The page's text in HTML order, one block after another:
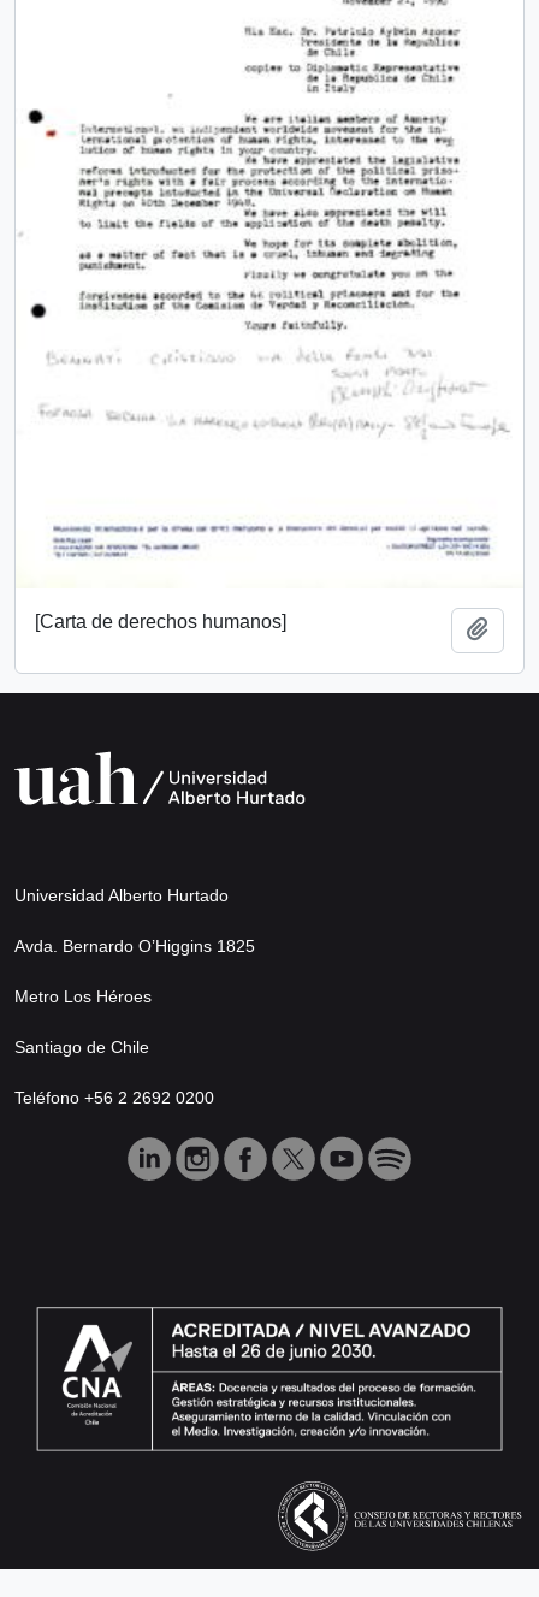
[Carta de derechos humanos]
Universidad Alberto Hurtado
Avda. Bernardo O’Higgins 1825
Metro Los Héroes
Santiago de Chile
Teléfono +56 2 2692 0200